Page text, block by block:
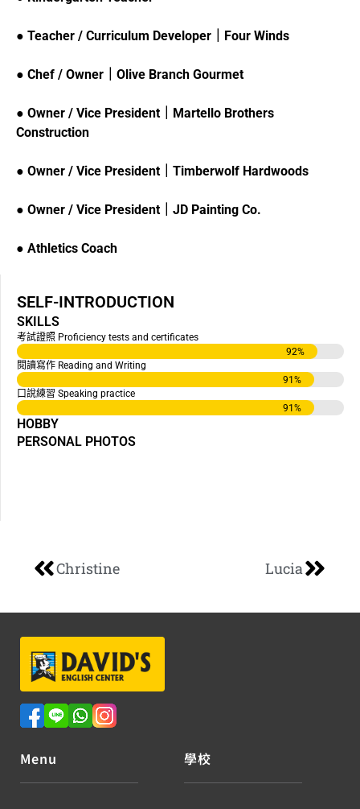
● Teacher / Curriculum Developer｜Four Winds
● Chef / Owner｜Olive Branch Gourmet
● Owner / Vice President｜Martello Brothers
Construction
● Owner / Vice President｜Timberwolf Hardwoods
● Owner / Vice President｜JD Painting Co.
● Athletics Coach
SELF-INTRODUCTION
SKILLS
考試證照 Proficiency tests and certificates
92%
閱讀寫作 Reading and Writing
91%
口說練習 Speaking practice
91%
HOBBY
PERSONAL PHOTOS
Christine Lucia
Menu 學校